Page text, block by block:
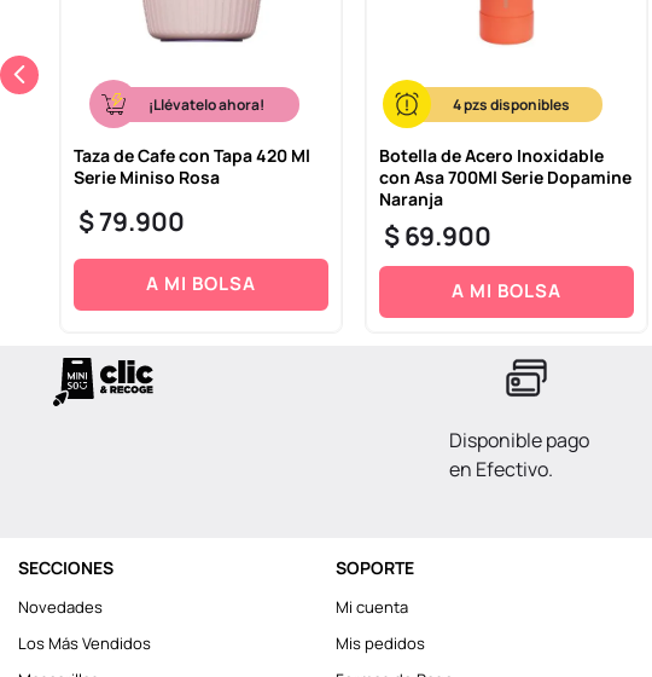
¡Llévatelo ahora!
Taza de Cafe con Tapa 420 Ml
Serie Miniso Rosa
$79.900
A MI BOLSA
4
Botella de Acero Inoxidable
con Asa 700Ml Serie Dopamine
Naranja
$69.900
A MI BOLSA
Disponible pago
en Efectivo.
SECCIONES
Novedades
Los Más Vendidos
SOPORTE
Mi cuenta
Mis pedidos